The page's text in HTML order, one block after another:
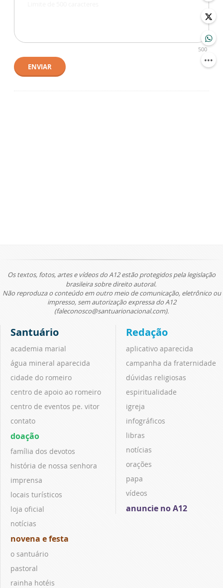
500
ENVIAR
Os textos, fotos, artes e vídeos do A12 estão protegidos pela legislação
brasileira sobre direito autoral.
Não reproduza o conteúdo em outro meio de comunicação, eletrônico ou
impresso, sem autorização expressa do A12
(faleconosco@santuarionacional.com).
Santuário
academia marial
água mineral aparecida
cidade do romeiro
centro de apoio ao romeiro
centro de eventos pe. vitor
contato
doação
família dos devotos
história de nossa senhora
imprensa
locais turísticos
loja oficial
notícias
novena e festa
o santuário
pastoral
rainha hotéis
Redação
aplicativo aparecida
campanha da fraternidade
dúvidas religiosas
espiritualidade
igreja
infográficos
libras
notícias
orações
papa
vídeos
anuncie no A12